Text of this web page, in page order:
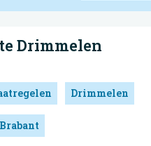
Drimmelen
Drimmelen